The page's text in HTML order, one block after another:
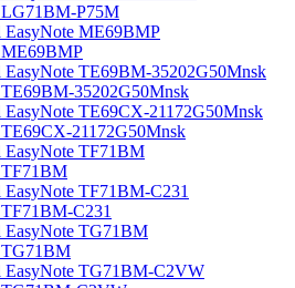
LG71BM-P75M
ME69BMP
35202G50Mnsk
21172G50Mnsk
TF71BM
C231
TG71BM